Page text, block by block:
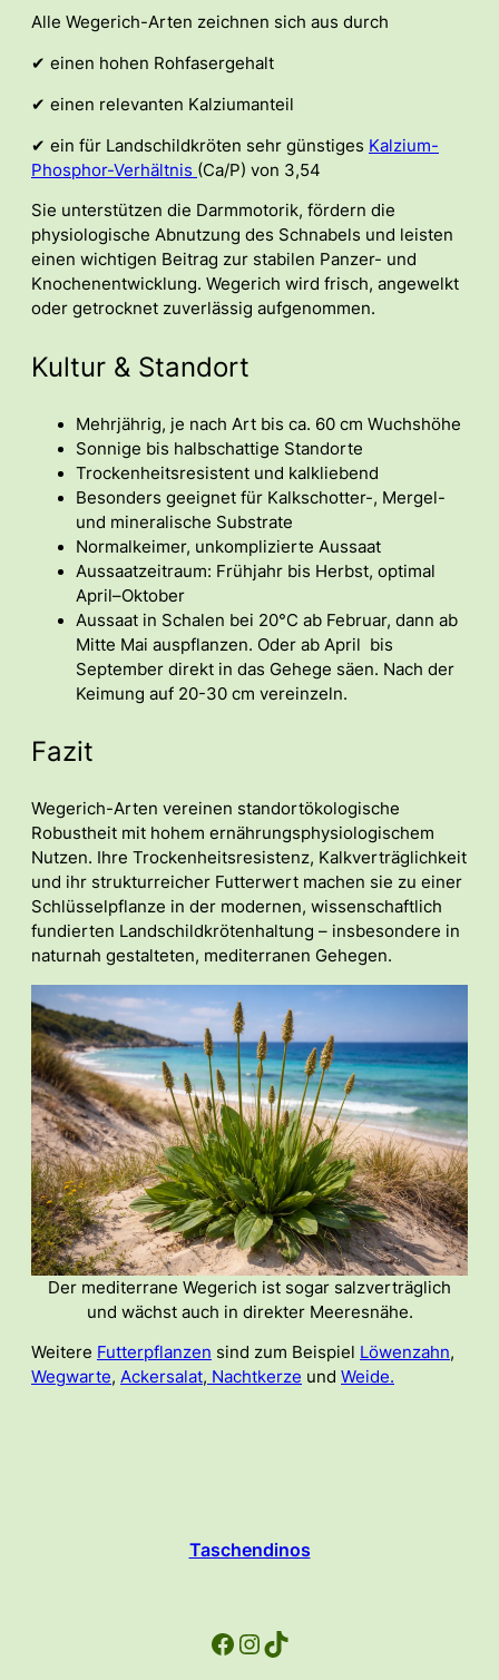
Alle Wegerich-Arten zeichnen sich aus durch
✔ einen hohen Rohfasergehalt
✔ einen relevanten Kalziumanteil
✔ ein für Landschildkröten sehr günstiges Kalzium-
Phosphor-Verhältnis (Ca/P) von 3,54
Sie unterstützen die Darmmotorik, fördern die
physiologische Abnutzung des Schnabels und leisten
einen wichtigen Beitrag zur stabilen Panzer- und
Knochenentwicklung. Wegerich wird frisch, angewelkt
oder getrocknet zuverlässig aufgenommen.
Kultur & Standort
Mehrjährig, je nach Art bis ca. 60 cm Wuchshöhe
Sonnige bis halbschattige Standorte
Trockenheitsresistent und kalkliebend
Besonders geeignet für Kalkschotter-, Mergel-
und mineralische Substrate
Normalkeimer, unkomplizierte Aussaat
Aussaatzeitraum: Frühjahr bis Herbst, optimal
April–Oktober
Aussaat in Schalen bei 20°C ab Februar, dann ab
Mitte Mai auspflanzen. Oder ab April bis
September direkt in das Gehege säen. Nach der
Keimung auf 20-30 cm vereinzeln.
Fazit
Wegerich-Arten vereinen standortökologische
Robustheit mit hohem ernährungsphysiologischem
Nutzen. Ihre Trockenheitsresistenz, Kalkverträglichkeit
und ihr strukturreicher Futterwert machen sie zu einer
Schlüsselpflanze in der modernen, wissenschaftlich
fundierten Landschildkrötenhaltung – insbesondere in
naturnah gestalteten, mediterranen Gehegen.
Der mediterrane Wegerich ist sogar salzverträglich
und wächst auch in direkter Meeresnähe.
Weitere Futterpflanzen sind zum Beispiel Löwenzahn,
Wegwarte, Ackersalat, Nachtkerze und Weide.
Taschendinos
Facebook InstagramTikTok